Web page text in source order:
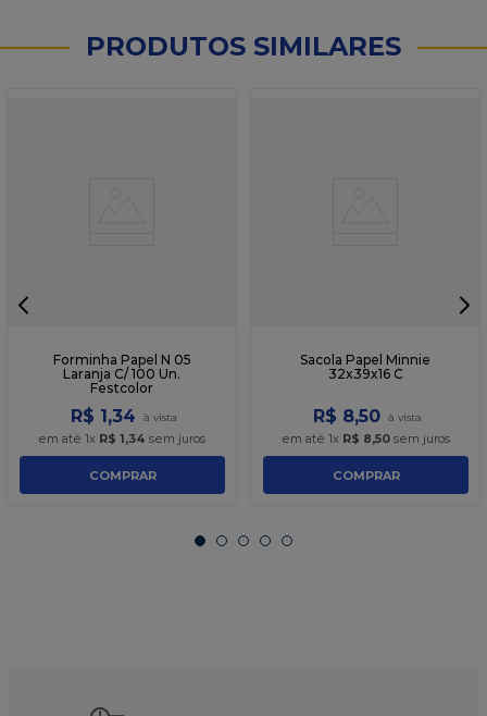
PRODUTOS SIMILARES
Forminha Papel N 05
Laranja C/ 100 Un.
Festcolor
R$ 1 ,34
em até 1x R$ 1,34 sem juros
COMPRAR
Sacola Papel Minnie
32x39x16 C
R$ 8,50
em até 1x R$ 8,50sem juros
COMPRAR